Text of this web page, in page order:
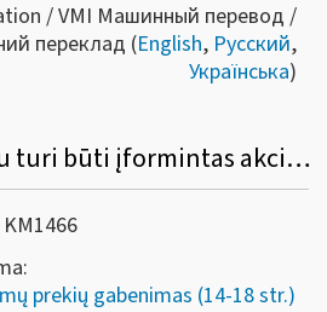
/ VMI Машинный перевод /
переклад (English, Русский,
Українська)
Kokiu dokumentu turi būti įformintas akcizais apmokestinamų prekių, kurioms netaikomas akcizų mokėjimo laikino atidėjimo režimas, gabenimas komerciniams tikslams tarp ES valstybių narių?
prekių gabenimas (14-18 str.)